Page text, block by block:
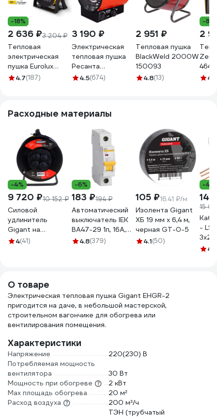
-18%
2 636 ₽3 204 ₽
Тепловая
электрическая
пушка Eurolux
ТЭПК-EU-3000K
67/1/37
4.7(187)
3 190 ₽
Электрическая
тепловая пушка
Ресанта
ТЭП-2000К
4.5(674)
2 951 ₽
Тепловая пушка
BlackWeld 2000W
150093
4.8(13)
-8%
2
4
Расходные материалы
-4%
9 720 ₽10 152 ₽
Силовой
удлинитель
Gigant на
металлической
4(41)
-6%
183 ₽194 ₽
Автоматический
выключатель IEK
ВА47-29 1п, 16А,
"С", 4.5кА MVA20-
4.8(379)
105 ₽16.41 ₽/м
Изолента Gigant
ХБ 19 мм х 6,4 м,
черная GT-0-5
4.1(50)
-4%
14
15
- LS
4.7
О товаре
Электрическая тепловая пушка Gigant EHGR-2
пригодится на даче, в небольшой мастерской,
строительном вагончике для обогрева или
вентилирования помещения.
Характеристики
Напряжение
220(230) В
Потребляемая мощность
вентилятора
30 Вт
Мощность при обогреве
2 кВт
Max площадь обогрева
20 м²
Расход воздуха
200 м³/ч
ТЭН (трубчатый